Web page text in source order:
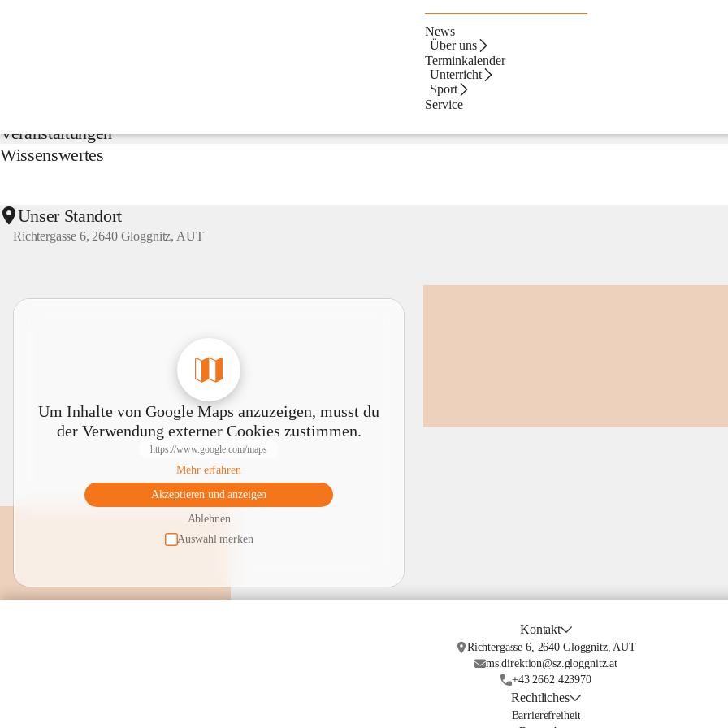
News
Über uns
Terminkalender
Unterricht
Sport
Service
Veranstaltungen
Wissenswertes
Unser Standort
Richtergasse 6, 2640 Gloggnitz, AUT
Um Inhalte von Google Maps anzuzeigen, musst du
der Verwendung externer Cookies zustimmen.
https://www.google.com/maps
Mehr erfahren
Akzeptieren und anzeigen
Ablehnen
Auswahl merken
Kontakt
Richtergasse 6, 2640 Gloggnitz, AUT
ms.direktion@sz.gloggnitz.at
+43 2662 423970
Rechtliches
Barrierefreiheit